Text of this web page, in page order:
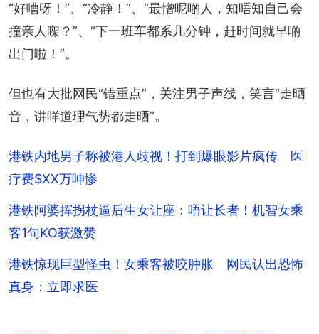
“好嘈呀！”、“冷静！”、“最憎呢啲人，知唔知自己会
撞亲人㗎？”、“下一班车都系几分钟，赶时间就早啲
出门啦！”。
但也有大批网民“错重点”，关注男子声线，笑言“走晒
音，讲咩道理气势都走晒”。
港铁内地男子称被港人歧视！打到爆眼影片疯传 医
疗费$XX万呻惨
港铁阿婆挥拐杖逼后生女让座：唔让长者！机智女乘
客1句KO获激赞
港铁惊现巨型怪虫！女乘客被咬肿胀 网民认出恐怖
真身：立即求医